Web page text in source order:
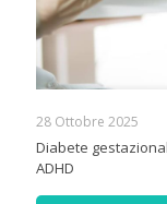
28 Ottobre 2025
Diabete
ADHD